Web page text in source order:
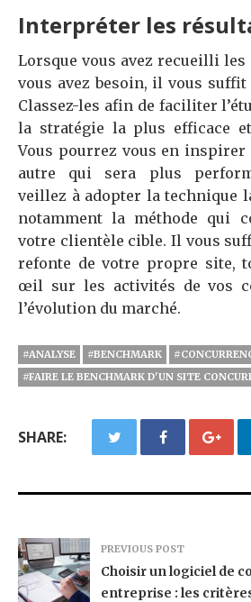
Interpréter les
Lorsque vous avez recueilli
vous avez besoin, il vous
Classez-les afin de faciliter
la stratégie la plus efficace
Vous pourrez vous en inspirer
autre qui sera plus
veillez à adopter la technique
notamment la méthode qui
votre clientèle cible. Il vous
refonte de votre propre site,
œil sur les activités de vos
l’évolution du marché.
#ANALYSE #BENCHMARK
#FAIRE LE BENCHMARK D'UN SITE
SHARE:
PREVIOUS POST
Choisir un logiciel de
entreprise : les